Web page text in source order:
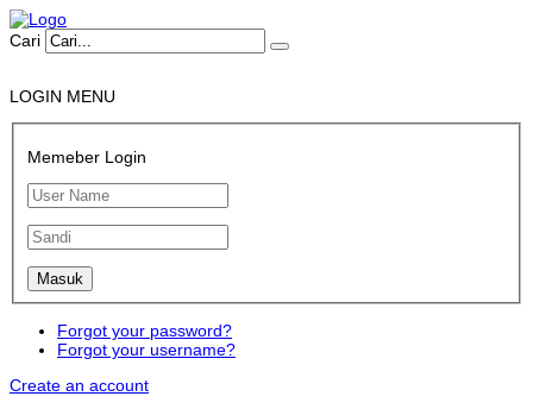
Cari
LOGIN MENU
Memeber Login
Forgot your password?
Forgot your username?
Create an account